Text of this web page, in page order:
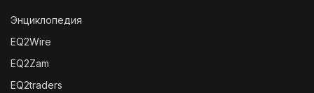
Энциклопедия
EQ2Wire
EQ2Zam
EQ2traders